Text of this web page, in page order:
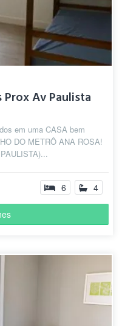
Av Paulista
em uma CASA bem
DO METRÔ ANA ROSA!
6 4